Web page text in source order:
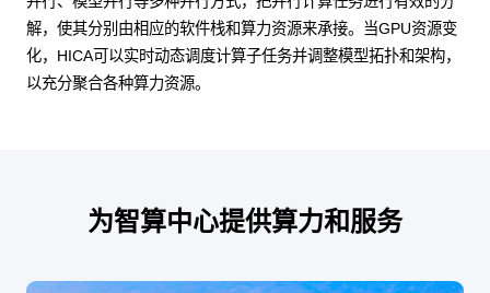
解，使其分别由相应的软件栈和算力资源来承接。当GPU资源变
化，HICA可以实时动态调度计算子任务并调整模型拓扑和架构，
以充分聚合各种算力资源。
为智算中心提供算力和服务